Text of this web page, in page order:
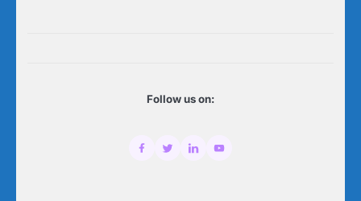
Follow us on: